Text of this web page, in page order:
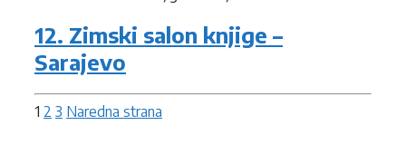
12. Zimski salon knjige –
Sarajevo
1 2 3 Naredna strana